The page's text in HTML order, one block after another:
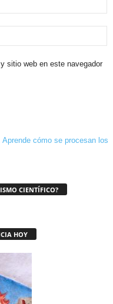
sitio web en este navegador
Aprende cómo se procesan los
CIENTÍFICO?
HOY